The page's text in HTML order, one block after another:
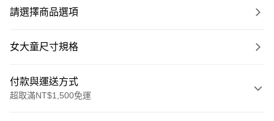
請選擇商品選項
女大童尺寸規格
付款與運送方式
超取滿NT$1,500免運